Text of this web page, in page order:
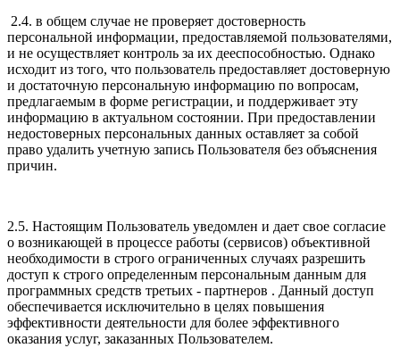
2.4. в общем случае не проверяет достоверность
персональной информации, предоставляемой пользователями,
и не осуществляет контроль за их дееспособностью. Однако
исходит из того, что пользователь предоставляет достоверную
и достаточную персональную информацию по вопросам,
предлагаемым в форме регистрации, и поддерживает эту
информацию в актуальном состоянии. При предоставлении
недостоверных персональных данных оставляет за собой
право удалить учетную запись Пользователя без объяснения
причин.
2.5. Настоящим Пользователь уведомлен и дает свое согласие
о возникающей в процессе работы (сервисов) объективной
необходимости в строго ограниченных случаях разрешить
доступ к строго определенным персональным данным для
программных средств третьих - партнеров . Данный доступ
обеспечивается исключительно в целях повышения
эффективности деятельности для более эффективного
оказания услуг, заказанных Пользователем.